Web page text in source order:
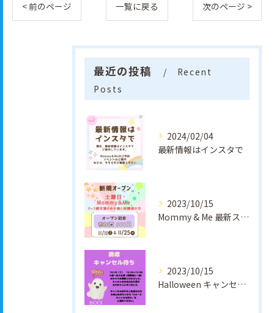
< 前のページ 一覧に戻る 次のページ >
最近の投稿
Recent
Posts
2024/02/04
最新情報はインスタで
2023/10/15
Mommy & Me 最新スケジュールができました。
2023/10/15
Halloween キャンセル待ちのご案内